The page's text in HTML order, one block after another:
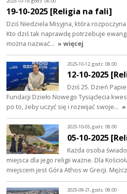
19-10-2025 [Religia na fali]
Dziś Niedziela Misyjna, która
Kto dziś tak naprawdę potrzebuje
można nazwać… » więcej
2025-10-12, godz. 08:00
12-10-2025
Dziś 25. Dzień
Fundacji Dzieło Nowego Tysiąclecia
po to, żeby uczyć się i rozwijać swoje…
2025-10-05, godz. 08:00
05-10-2025
Każda osoba
miejsca dla jego religii ważne. Dla
miejscem jest Góra Athos w Grecji.
2025-09-21, godz. 08:00